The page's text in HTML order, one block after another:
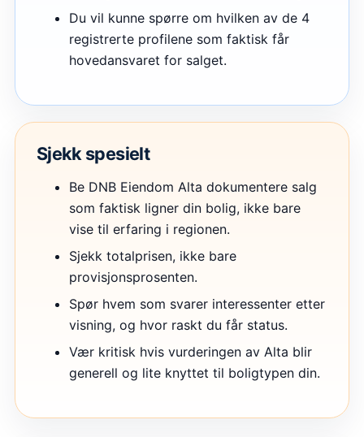
Du vil kunne spørre om hvilken av de 4
registrerte profilene som faktisk får
hovedansvaret for salget.
Sjekk spesielt
Be DNB Eiendom Alta dokumentere salg
som faktisk ligner din bolig, ikke bare
vise til erfaring i regionen.
Sjekk totalprisen, ikke bare
provisjonsprosenten.
Spør hvem som svarer interessenter etter
visning, og hvor raskt du får status.
Vær kritisk hvis vurderingen av Alta blir
generell og lite knyttet til boligtypen din.